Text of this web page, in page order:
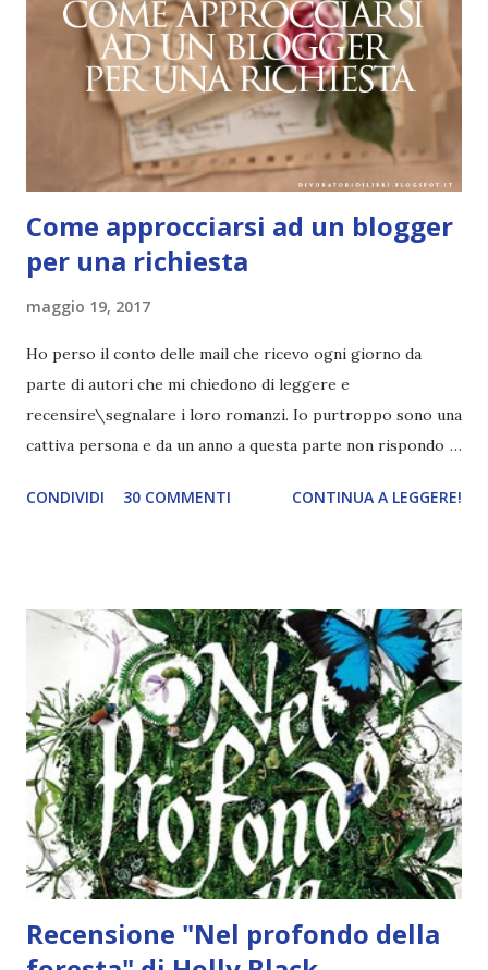
Lily è comporre canzoni. Scrive versi ovunque le capiti.
Anche durante le lezioni che proprio non riesce a digerire,
per esempio quelle di chimica. Almeno fino al giorno in cui,
richiamata per la sua disattenzione, dal suo banco sparisce
qualsiasi oggetto possa distrarla: tranne un foglio...
Come approcciarsi ad un blogger
per una richiesta
maggio 19, 2017
Ho perso il conto delle mail che ricevo ogni giorno da
parte di autori che mi chiedono di leggere e
recensire\segnalare i loro romanzi. Io purtroppo sono una
cattiva persona e da un anno a questa parte non rispondo
riesco a starci dietro.. dovrei assumere qualcuno 😂),
faccio perché i post copia e incolla li detesto e tra l'altro
fanno perdere un botto di tempo. Come prima risposta,
ovviamente il libro. E siccome sono una brutta persona, se
cover e titolo non mi dicono nulla li escludo. Lo so che
dietro si potrebbe nascondere il libro del secolo, ma
studiando grafica (che, per chi non lo sapesse, non
impariamo solo a usare i programmi, ma dietro c'è una vera
e propria formazione artistica, che secondo me molte
persone ignorano) so quanto è impo...
CONDIVIDI 30 COMMENTI CONTINUA A LEGGERE!
Recensione "Nel profondo della